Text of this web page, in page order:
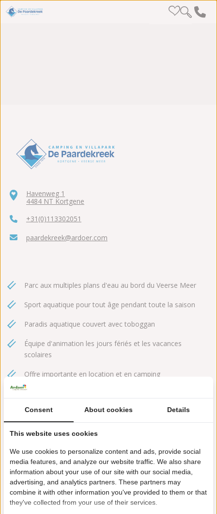
Havenweg 1
4484 NT Kortgene
+31(0)113302051
paardekreek@ardoer.com
Parc aux multiples plans d'eau au bord du Veerse Meer
Sport aquatique pour tout âge pendant toute la saison
Paradis aquatique couvert avec toboggan
Équipe d'animation les jours fériés et les vacances
scolaires
Offre importante en location et en camping
Questions fréquemment posées
conditions générales
politique de confidentialité
Consent About cookies Details
This website uses cookies
We use cookies to personalize content and ads, provide social
media features, and analyze our website traffic. We also share
information about your use of our site with our social media,
advertising, and analytics partners. These partners may
combine it with other information you've provided to them or that
they've collected from your use of their services.